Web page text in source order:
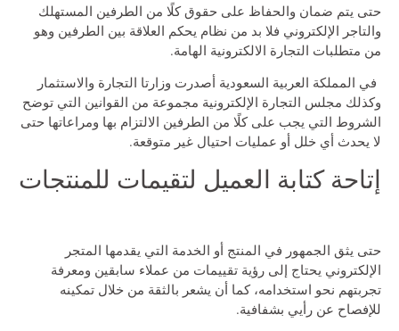
حتى يتم ضمان والحفاظ على حقوق كلًا من الطرفين المستهلك
والتاجر الإلكتروني فلا بد من نظام يحكم العلاقة بين الطرفين وهو
من متطلبات التجارة الالكترونية الهامة.
في المملكة العربية السعودية أصدرت وزارتا التجارة والاستثمار
وكذلك مجلس التجارة الإلكترونية مجموعة من القوانين التي توضح
الشروط التي يجب على كلًا من الطرفين الالتزام بها ومراعاتها حتى
لا يحدث أي خلل أو عمليات احتيال غير متوقعة.
إتاحة كتابة العميل لتقيمات للمنتجات
حتى يثق الجمهور في المنتج أو الخدمة التي يقدمها المتجر
الإلكتروني يحتاج إلى رؤية تقييمات من عملاء سابقين ومعرفة
تجربتهم نحو استخدامه، كما أن يشعر بالثقة من خلال تمكينه
للإفصاح عن رأيي بشفافية.